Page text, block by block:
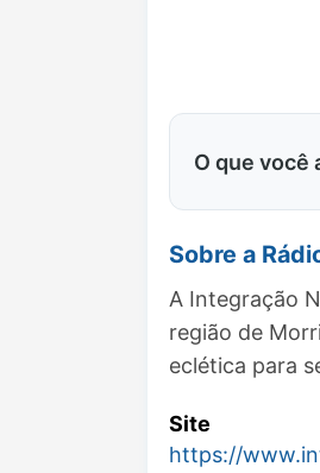
O que você
Sobre a
A Integração
região de
eclética para
Site
https://